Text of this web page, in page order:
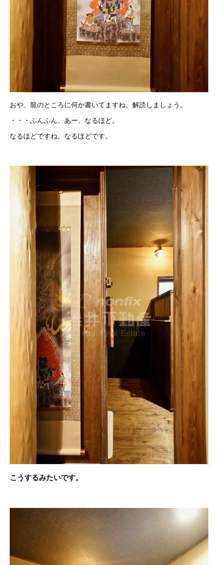
おや、龍のところに何か書いてますね。解読しましょう。
・・・ふんふん、あー、なるほど。
なるほどですね。なるほどです。
こうするみたいです。